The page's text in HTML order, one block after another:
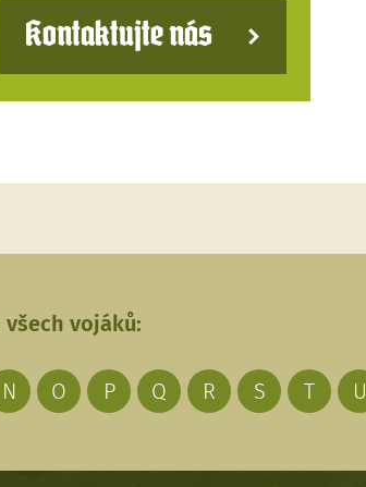
Kontaktujte nás
vojáků:
N O P Q R S T U